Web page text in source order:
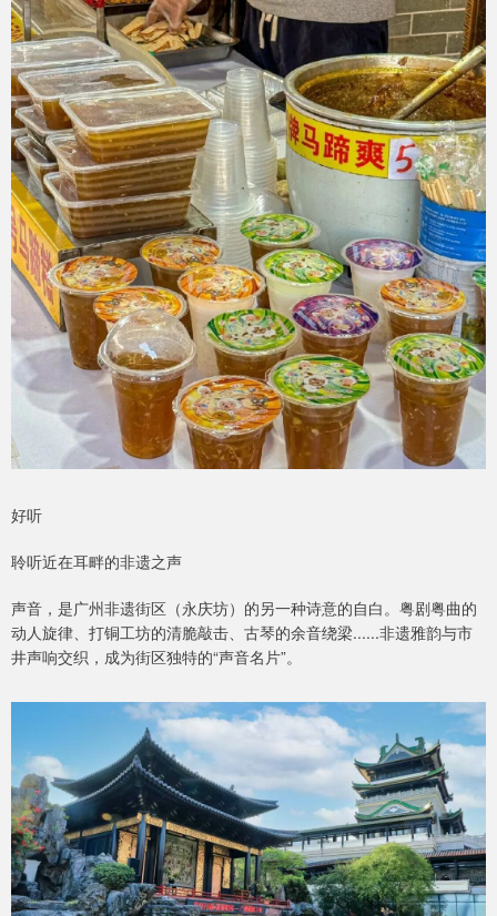
好听
聆听近在耳畔的非遗之声
声音，是广州非遗街区（永庆坊）的另一种诗意的自白。粤剧粤曲的
动人旋律、打铜工坊的清脆敲击、古琴的余音绕梁......非遗雅韵与市
井声响交织，成为街区独特的“声音名片”。